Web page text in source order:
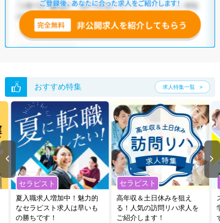
おすすめ特集 求人特集一覧
セラピスト
夏入職求人増加中！魅力的
なセラピスト求人は早いも
の勝ちです！
セラピスト
高年収＆土日休みを狙え
る！人気の訪問リハ求人を
ご紹介します！